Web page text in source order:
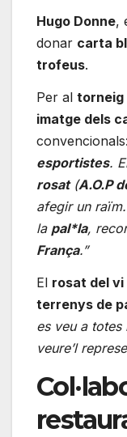
Hugo Donne,
donar carta
trofeus.
Per al torneig
imatge dels
convencionals:
esportistes.
rosat(A.O.P
afegir un
la pal*la,
França.”
El rosat del vi
terrenys de
es veu a totes
veure’l